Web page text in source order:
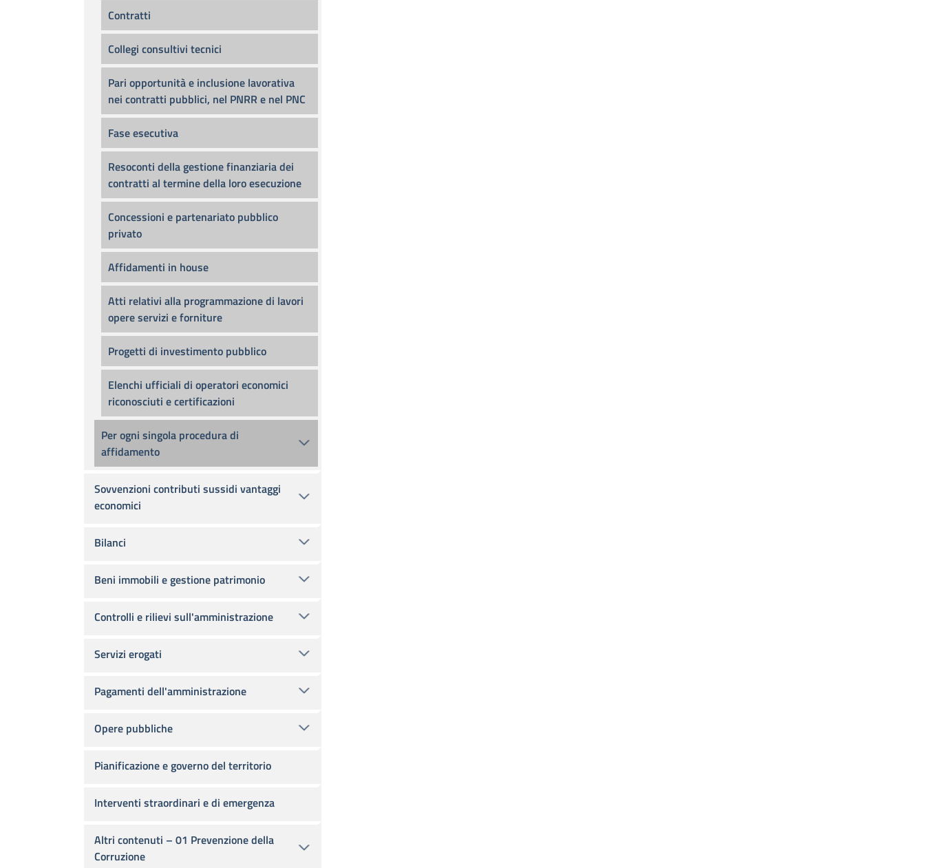
Contratti
Collegi consultivi tecnici
Pari opportunità e inclusione lavorativa
nei contratti pubblici, nel PNRR e nel PNC
Fase esecutiva
Resoconti della gestione finanziaria dei
contratti al termine della loro esecuzione
Concessioni e partenariato pubblico
privato
Affidamenti in house
Atti relativi alla programmazione di lavori
opere servizi e forniture
Progetti di investimento pubblico
Elenchi ufficiali di operatori economici
riconosciuti e certificazioni
Per ogni singola procedura di
affidamento
Sovvenzioni contributi sussidi vantaggi
economici
Bilanci
Beni immobili e gestione patrimonio
Controlli e rilievi sull'amministrazione
Servizi erogati
Pagamenti dell'amministrazione
Opere pubbliche
Pianificazione e governo del territorio
Interventi straordinari e di emergenza
Altri contenuti – 01 Prevenzione della
Corruzione